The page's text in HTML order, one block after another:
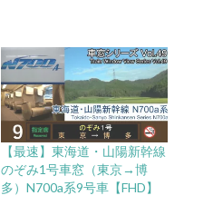
【最速】東海道・山陽新幹線
のぞみ1号車窓（東京→博
多）N700a系9号車【FHD】